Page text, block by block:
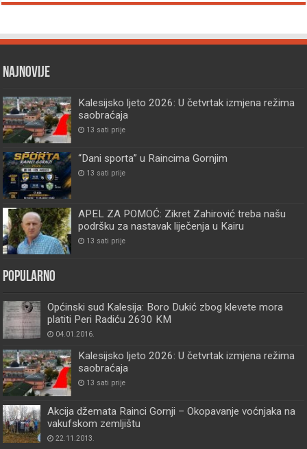
Najnovije
Kalesijsko ljeto 2026: U četvrtak izmjena režima
saobraćaja
13 sati prije
“Dani sporta” u Raincima Gornjim
13 sati prije
APEL ZA POMOĆ: Zikret Zahirović treba našu
podršku za nastavak liječenja u Kairu
13 sati prije
Popularno
Općinski sud Kalesija: Boro Dukić zbog klevete mora
platiti Peri Radiću 2630 KM
04.01.2016.
Kalesijsko ljeto 2026: U četvrtak izmjena režima
saobraćaja
13 sati prije
Akcija džemata Rainci Gornji – Okopavanje voćnjaka na
vakufskom zemljištu
22.11.2013.